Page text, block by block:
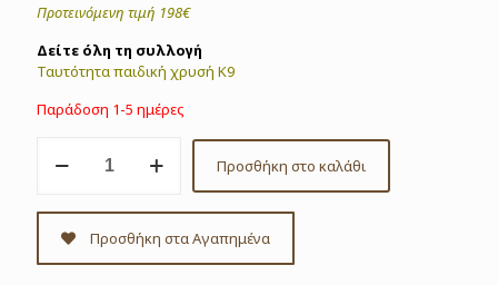
Προτεινόμενη τιμή 198€
Δείτε όλη τη συλλογή
Ταυτότητα παιδική χρυσή Κ9
Παράδοση 1-5 ημέρες
παιδική
Κ9
κωδ.ΤΧΠ/234
ποσότητα
Προσθήκη στο καλάθι
Προσθήκη στα Αγαπημένα